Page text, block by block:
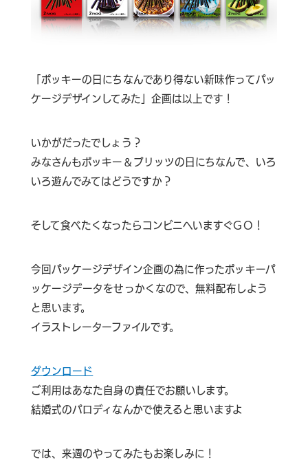
「ポッキーの日にちなんであり得ない新味作ってパッ
ケージデザインしてみた」企画は以上です！
いかがだったでしょう？
みなさんもポッキー＆プリッツの日にちなんで、いろ
いろ遊んでみてはどうですか？
そして食べたくなったらコンビニへいますぐGO！
今回パッケージデザイン企画の為に作ったポッキーパ
ッケージデータをせっかくなので、無料配布しよう
と思います。
イラストレーターファイルです。
ダウンロード
ご利用はあなた自身の責任でお願いします。
結婚式のパロディなんかで使えると思いますよ
では、来週のやってみたもお楽しみに！